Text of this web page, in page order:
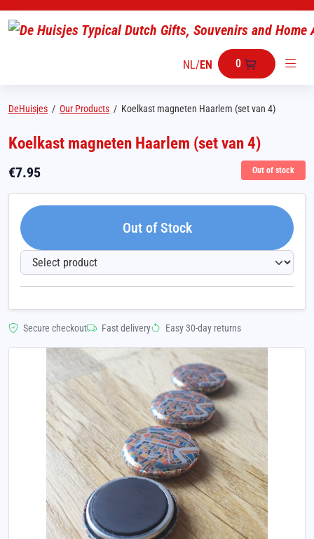
NL/EN 0
DeHuisjes / Our Products / Koelkast magneten Haarlem (set van 4)
Koelkast magneten Haarlem (set van 4)
€7.95 Out of stock
Out of Stock
Secure checkout Fast delivery Easy 30-day returns